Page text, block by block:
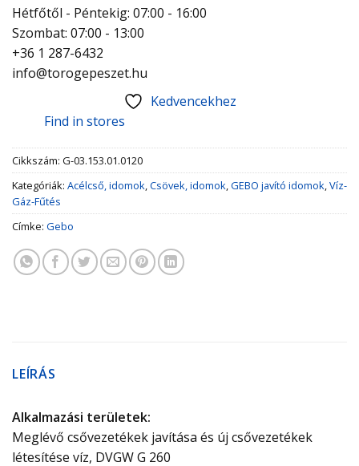
Hétfőtől - Péntekig: 07:00 - 16:00
Szombat: 07:00 - 13:00
+36 1 287-6432
info@torogepeszet.hu
Kedvencekhez
Find in stores
Cikkszám: G-03.153.01.0120
Kategóriák: Acélcső, idomok,Csövek, idomok,GEBO javító idomok,Víz-
Gáz-Fűtés
Címke: Gebo
LEÍRÁS
Alkalmazási területek:
Meglévő csővezetékek javítása és új csővezetékek
létesítése víz, DVGW G 260